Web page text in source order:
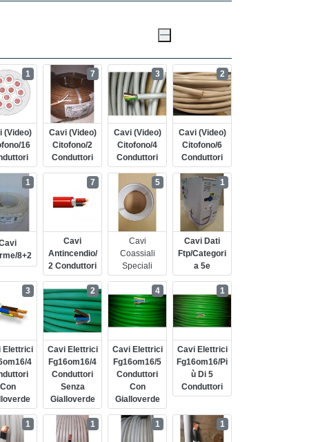
(video)
16
1
Cavi (video)
Citofono/2
Conduttori
7
Cavi (video)
Citofono/4
Conduttori
3
Cavi (video)
Citofono/6
Conduttori
2
8+2
1
Cavi
Antincendio/
2 Conduttori
7
Cavi
Coassiali
Speciali
5
Cavi Dati
Ftp/categori
A 5e
1
Elettrici
4
Con
3
Cavi Elettrici
Fg16om16/4
Conduttori
Senza
Gialloverde
2
Cavi Elettrici
Fg16om16/5
Conduttori
Con
Gialloverde
4
Cavi Elettrici
Fg16om16/pi
Ù Di 5
Conduttori
1
1 1 1 1